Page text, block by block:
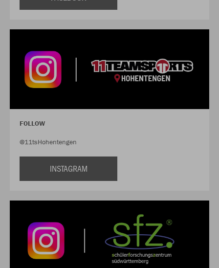
FOLLOW
@11tsHohentengen
INSTAGRAM